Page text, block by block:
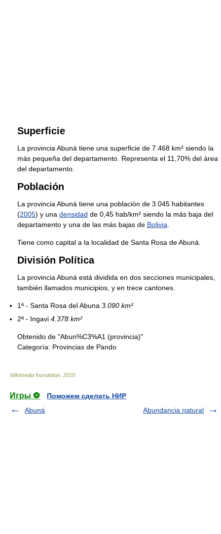
Superficie
La provincia Abuná tiene una superficie de 7.468 km² siendo la
más pequeña del departamento. Representa el 11,70% del área
del departamento.
Población
La provincia Abuná tiene una población de 3.045 habitantes
(2005) y una densidad de 0,45 hab/km² siendo la más baja del
departamento y una de las más bajas de Bolivia
Tiene como capital a la localidad de Santa Rosa de Abuná.
División Política
La provincia Abuná está dividida en dos secciones municipales,
también llamados municipios, y en trece cantones.
1ª - Santa Rosa del Abuna 3.090 km²
2ª - Ingavi 4.378 km²
Obtenido de "Abun%C3%A1 (provincia)"
Categoría: Provincias de Pando
Wikimedia foundation 2010
Игры ⚽
Поможем сделать НИР
Abuná
Abundancia natural